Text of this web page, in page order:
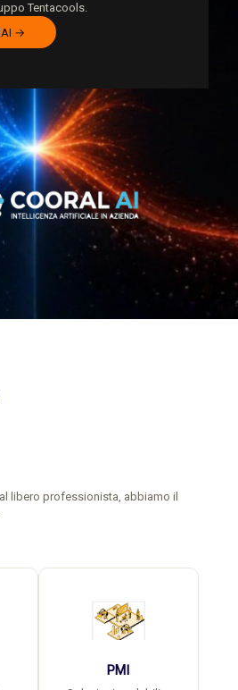
Tentacools.
→
libero professionista, abbiamo il
PMI